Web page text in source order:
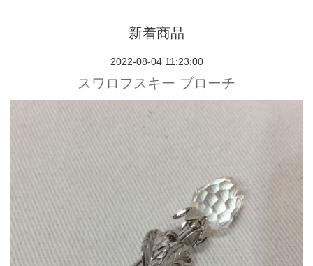
新着商品
2022-08-04 11:23:00
スワロフスキー ブローチ